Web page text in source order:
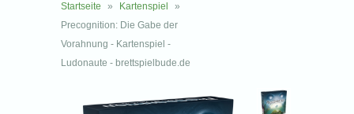
Startseite » Kartenspiel
»
Precognition: Die Gabe der
Vorahnung - Kartenspiel -
Ludonaute - brettspielbude.de